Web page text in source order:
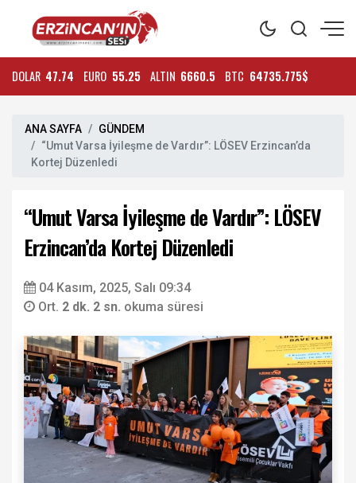
DOLAR 47.74 EURO 55.25 ALTIN 6660.5 BTC 64735.775$
ANA SAYFA
GÜNDEM
“Umut Varsa İyileşme de Vardır”: LÖSEV Erzincan’da
Kortej Düzenledi
“Umut Varsa İyileşme de Vardır”: LÖSEV
Erzincan’da Kortej Düzenledi
04 Kasım, 2025, Salı 09:34
Ort. 2 dk. 2 sn. okuma süresi